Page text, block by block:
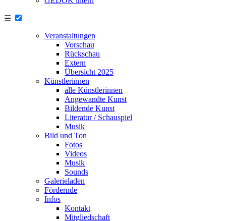
☰
Veranstaltungen
Vorschau
Rückschau
Extern
Übersicht 2025
Künstlerinnen
alle Künstlerinnen
Angewandte Kunst
Bildende Kunst
Literatur / Schauspiel
Musik
Bild und Ton
Fotos
Videos
Musik
Sounds
Galerieladen
Fördernde
Infos
Kontakt
Mitgliedschaft